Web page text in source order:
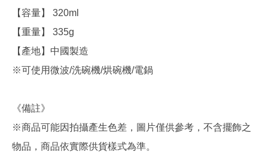
【容量】 320ml
【重量】 335g
【產地】中國製造
※可使用微波/洗碗機/烘碗機/電鍋
《備註》
※商品可能因拍攝產生色差，圖片僅供參考，不含擺飾之
物品，商品依實際供貨樣式為準。